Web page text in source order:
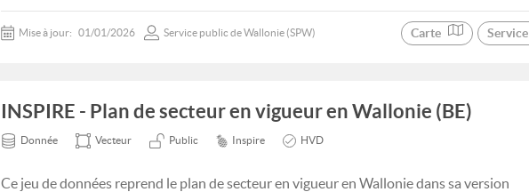
Mise à jour: 01/01/2026 Service public de Wallonie (SPW) Carte Service
INSPIRE - Plan de secteur en vigueur en Wallonie (BE)
Donnée Vecteur Public Inspire HVD
Ce jeu de données reprend le plan de secteur en vigueur en Wallonie dans sa version